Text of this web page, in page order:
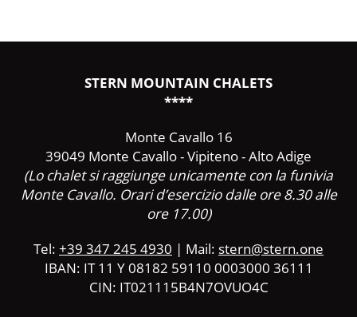
STERN MOUNTAIN CHALETS
****
Monte Cavallo 16
39049 Monte Cavallo - Vipiteno - Alto Adige
(Lo chalet si raggiunge unicamente con la funivia
Monte Cavallo. Orari d’esercizio dalle ore 8.30 alle
ore 17.00)
Tel: +39 347 245 4930 | Mail: stern@stern.one
IBAN: IT 11 Y 08182 59110 0003000 36111
CIN: IT021115B4N7OVUO4C